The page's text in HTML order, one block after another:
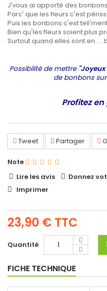
J'vous ai apporté des bonbons
Parc' que les fleurs c'est
Puis les bonbons c'est
Bien qu'les fleurs soient plus
Surtout quand elles sont
Possibilité de mettre
de bonbons
Profitez
Tweet Partager
Note
Lire les avis
Donnez
Imprimer
23,90 € TTC
Quantité
FICHE TECHNIQUE